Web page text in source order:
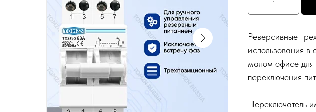
Реверсивные
использования
малом офисе для
переключения
Переключатель